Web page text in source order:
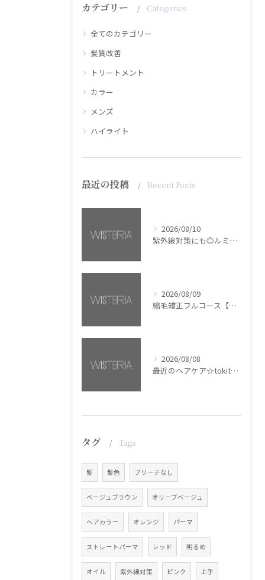
カテゴリー Categories
全てのカテゴリー
髪質改善
トリートメント
カラー
メンズ
ハイライト
最近の投稿 Recent Posts
2026/08/10
紫外線対策にも◎ルミナススプレー【銀座・美容室WISTERIA】
2026/08/09
縮毛矯正フルコース【銀座・美容室WISTERIA】
2026/08/08
最近のヘアケア☆tokita【銀座・美容室WISTERIA】
タグ Tags
髪 髪色 ブリーチなし
ベージュブラウン オリーブベージュ
ヘアカラー オレンジ パーマ
ストレートパーマ レッド 明るめ
オイル 紫外線対策 ピンク 上手